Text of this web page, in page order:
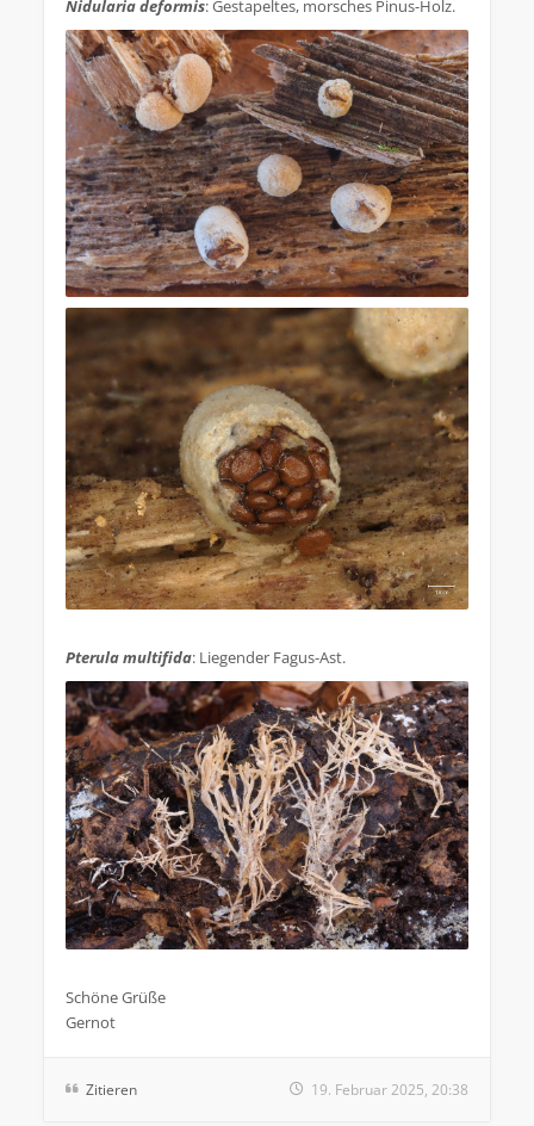
Nidularia deformis: Gestapeltes, morsches Pinus-Holz.
Pterula multifida: Liegender Fagus-Ast.
Schöne Grüße
Gernot
Zitieren 19. Februar 2025, 20:38